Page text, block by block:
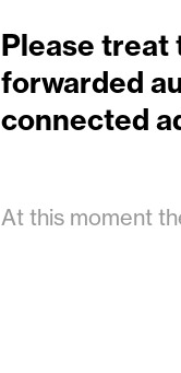
Please treat
forwarded
connected
At this moment